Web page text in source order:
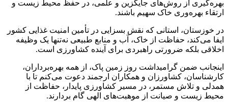
بهره‌گیری از روش‌های جایگزین و علمی، در حفظ محیط زیست و
ارتقاء بهره‌وری خاک سهیم باشند.
در خوزستان، استانی که نقش بسزایی در تأمین امنیت غذایی کشور
ایفا می‌کند، حفاظت از خاک، آب و منابع طبیعی نه‌تنها یک وظیفه
اخلاقی بلکه ضرورتی راهبردی برای آینده کشاورزی است.
اینجانب ضمن گرامیداشت روز زمین پاک، از همه بهره‌برداران،
کارشناسان، کشاورزان و همکاران ارجمند دعوت می‌کنم تا با
همدلی و تلاش مستمر، در مسیر کشاورزی پایدار، حفاظت از
محیط زیست و صیانت از موهبت‌های الهی گام بردارند.